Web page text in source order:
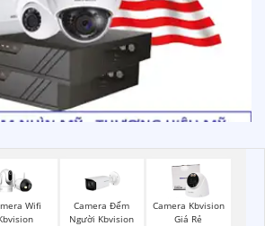
Wifi
Camera Đếm
Người Kbvision
Camera Kbvision
Giá Rẻ